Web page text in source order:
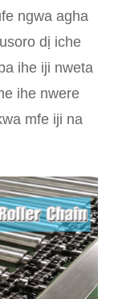
ngwa agha
dị iche
ihe iji nweta
ihe nwere
mfe iji na